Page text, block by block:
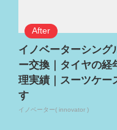
イノベーターシング
ー交換｜タイヤの経
理実績｜スーツケー
す
イノベーター( innovator )